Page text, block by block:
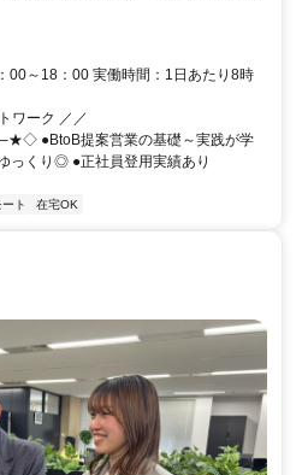
00～18：00 実働時間：1日あたり8時
ワーク ／／
提案営業の基礎～実践が学
っくり◎ ●正社員登用実績あり
ト 在宅OK